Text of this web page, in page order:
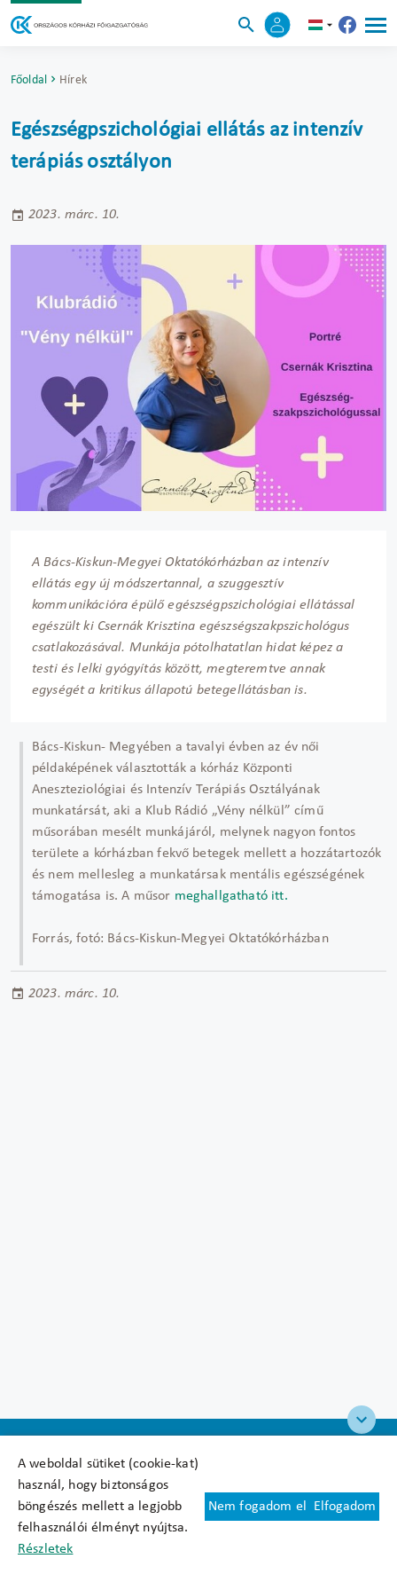
A weboldal sütiket (cookie-kat)
használ, hogy biztonságos
böngészés mellett a legjobb
felhasználói élményt nyújtsa.
Részletek
Nem fogadom el Elfogadom
Főoldal Hírek
Egészségpszichológiai ellátás az intenzív
terápiás osztályon
2023. márc. 10.
A Bács-Kiskun-Megyei Oktatókórházban az intenzív
ellátás egy új módszertannal, a szuggesztív
kommunikációra épülő egészségpszichológiai ellátással
egészült ki Csernák Krisztina egészségszakpszichológus
csatlakozásával. Munkája pótolhatatlan hidat képez a
testi és lelki gyógyítás között, megteremtve annak
egységét a kritikus állapotú betegellátásban is.
Bács-Kiskun- Megyében a tavalyi évben az év női
példaképének választották a kórház Központi
Aneszteziológiai és Intenzív Terápiás Osztályának
munkatársát, aki a Klub Rádió „Vény nélkül” című
műsorában mesélt munkájáról, melynek nagyon fontos
területe a kórházban fekvő betegek mellett a hozzátartozók
és nem mellesleg a munkatársak mentális egészségének
támogatása is. A műsor meghallgatható itt.
Forrás, fotó: Bács-Kiskun-Megyei Oktatókórházban
2023. márc. 10.
Felhasználási feltételek